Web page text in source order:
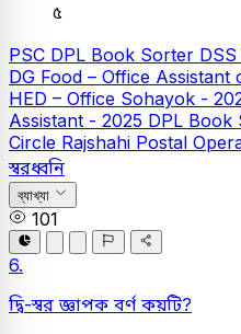
৫
PSC DPL Book Sorter
DG Food – Office
HED – Office Sohayok -
Assistant - 2025 DPL Book
Circle Rajshahi Postal
স্বরধ্বনি
ব্যাখ্যা
101
6.
দ্বি-স্বর জ্ঞাপক বর্ণ কয়টি?